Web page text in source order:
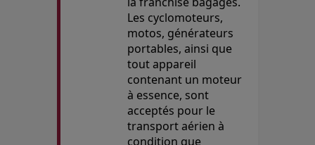
Les cyclomoteurs,
motos, générateurs
portables, ainsi que
tout appareil
contenant un moteur
à essence, sont
acceptés pour le
transport aérien à
condition que